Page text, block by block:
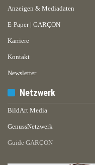
Anzeigen & Mediadaten
E-Paper | GARÇON
Karriere
Kontakt
Newsletter
Netzwerk
BildArt Media
GenussNetzwerk
Guide GARÇON